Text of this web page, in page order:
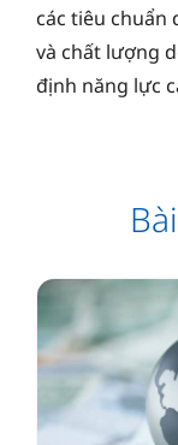
các tiêu chuẩn
và chất lượng
định năng lực